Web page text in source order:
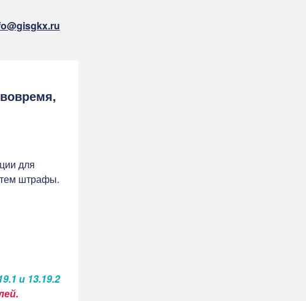
для
штрафы.
и 13.19.2